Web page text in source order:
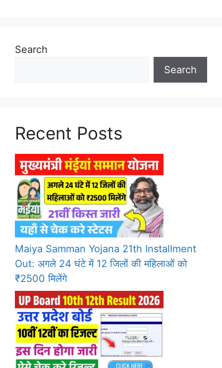
Search
Search
Recent Posts
Maiya Samman Yojana 21th Installment
Out: अगले 24 घंटे में 12 जिलों की महिलाओं को
₹2500 मिलेंगे